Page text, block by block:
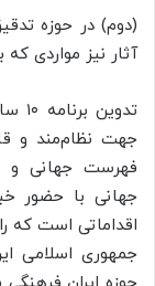
(دوم) در حوزه
آثار نیز مواردی
جهت نظام‌مند و
فهرست جهانی و
جهانی با حضور
اقداماتی است که
جمهوری اسلامی